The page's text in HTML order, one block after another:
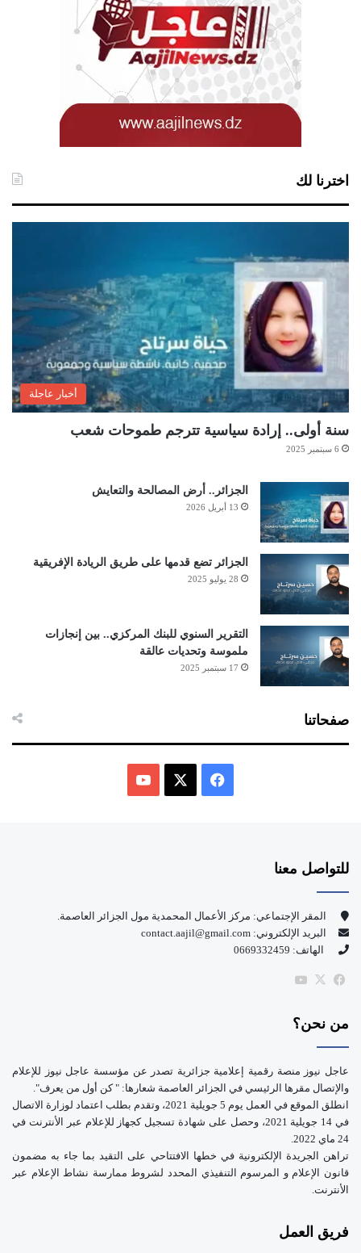
اخترنا لك
أخبار عاجلة
سنة أولى.. إرادة سياسية تترجم طموحات شعب
6 سبتمبر 2025
الجزائر.. أرض المصالحة والتعايش
13 أبريل 2026
الجزائر تضع قدمها على طريق الريادة الإفريقية
28 يوليو 2025
التقرير السنوي للبنك المركزي.. بين إنجازات
ملموسة وتحديات عالقة
17 سبتمبر 2025
صفحاتنا
و
ك
للتواصل معنا
المقر الإجتماعي: مركز الأعمال المحمدية مول الجزائر العاصمة.
البريد الإلكتروني: contact.aajil@gmail.com
الهاتف: 0669332459
فيسبوك
‫X
من نحن؟
عاجل نيوز منصة رقمية إعلامية جزائرية تصدر عن مؤسسة عاجل نيوز للإعلام
والإتصال مقرها الرئيسي في الجزائر العاصمة شعارها: " كن أول من يعرف".
انطلق الموقع في العمل يوم 5 جويلية 2021، وتقدم بطلب اعتماد لوزارة الاتصال
في 14 جويلية 2021، وحصل على شهادة تسجيل كجهاز للإعلام عبر الأنترنت في
24 ماي 2022.
تراهن الجريدة الإلكترونية في خطها الافتتاحي على التقيد بما جاء به مضمون
قانون الإعلام و المرسوم التنفيذي المحدد لشروط ممارسة نشاط الإعلام عبر
الأنترنت.
فريق العمل